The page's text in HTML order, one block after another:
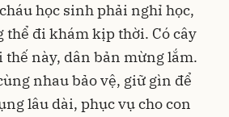
học sinh phải nghỉ học,
thể đi khám kịp thời. Có cây
thế này, dân bản mừng lắm.
nhau bảo vệ, giữ gìn để
lâu dài, phục vụ cho con